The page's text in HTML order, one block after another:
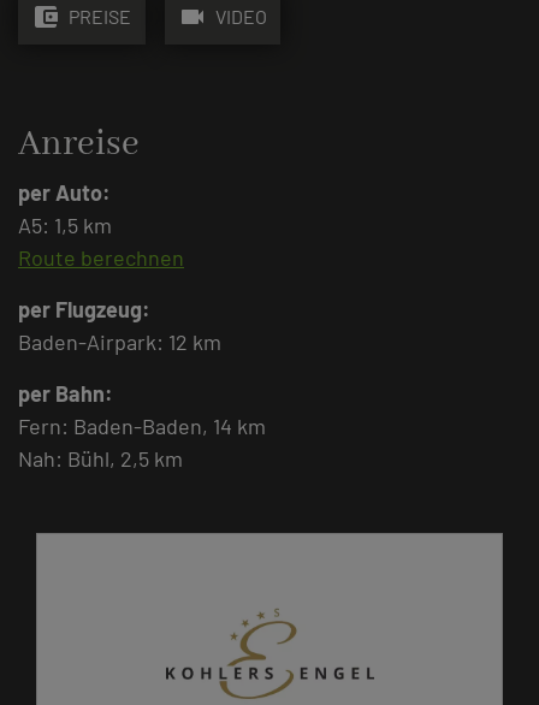
account_balance_wallet PREISE videocam VIDEO
Anreise
per Auto:
A5: 1,5 km
Route berechnen
per Flugzeug:
Baden-Airpark: 12 km
per Bahn:
Fern: Baden-Baden, 14 km
Nah: Bühl, 2,5 km